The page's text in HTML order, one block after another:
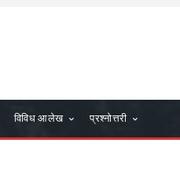
विविध आलेख प्रश्नोत्तरी